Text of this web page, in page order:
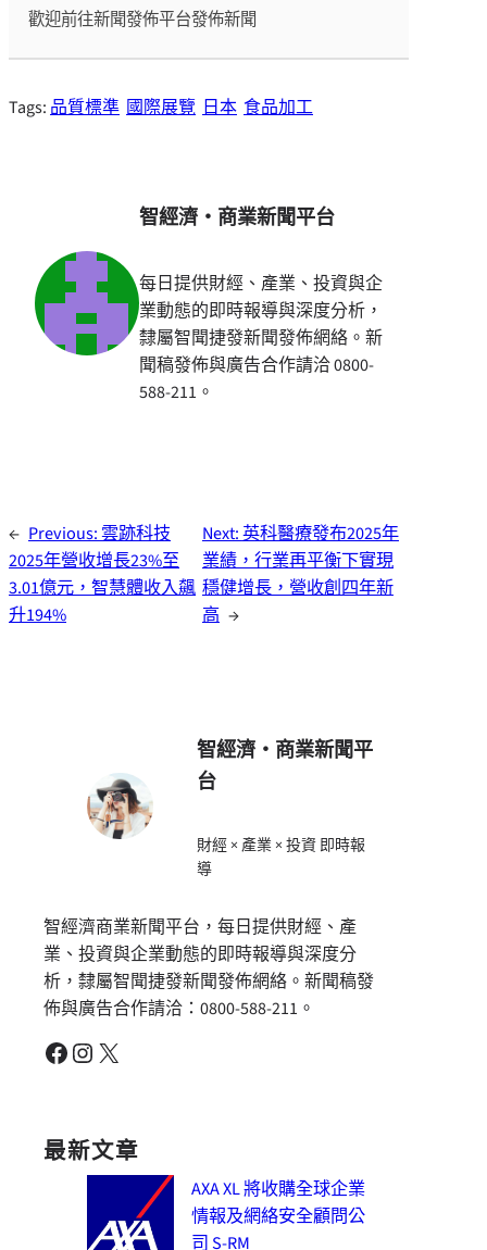
歡迎前往新聞發佈平台發佈新聞
Tags: 品質標準 國際展覽 日本 食品加工
智經濟・商業新聞平台
每日提供財經、產業、投資與企
業動態的即時報導與深度分析，
隸屬智聞捷發新聞發佈網絡。新
聞稿發佈與廣告合作請洽 0800-
588-211。
← Previous:雲跡科技
2025年營收增長23%至
3.01億元，智慧體收入飆
升194%
Next:英科醫療發布2025年
業績，行業再平衡下實現
穩健增長，營收創四年新
高 →
智經濟・商業新聞平
台
財經 × 產業 × 投資 即時報
導
智經濟商業新聞平台，每日提供財經、產
業、投資與企業動態的即時報導與深度分
析，隸屬智聞捷發新聞發佈網絡。新聞稿發
佈與廣告合作請洽：0800-588-211。
Facebook Instagram X
最新文章
AXA XL 將收購全球企業
情報及網絡安全顧問公
司 S-RM